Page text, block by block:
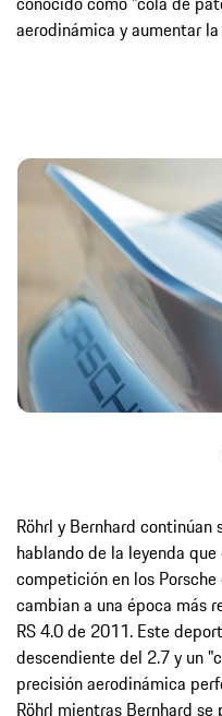
aerodinámica y aumentar
Röhrl y Bernhard
hablando de la leyenda
competición en los
cambian a una época más
RS 4.0 de 2011. Este
descendiente del 2.7 y un
precisión aerodinámica
Röhrl mientras Bernhard